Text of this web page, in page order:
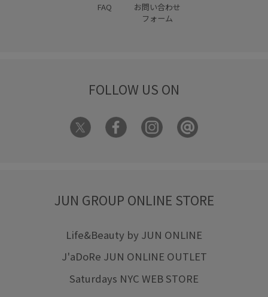
FAQ
お問い合わせ
フォーム
FOLLOW US ON
JUN GROUP ONLINE STORE
Life&Beauty by JUN ONLINE
J'aDoRe JUN ONLINE OUTLET
Saturdays NYC WEB STORE